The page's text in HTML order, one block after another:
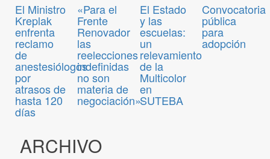
El Ministro
Kreplak
enfrenta
reclamo
de
anestesiólogos
por
atrasos de
hasta 120
días
«Para el
Frente
Renovador
las
reelecciones
indefinidas
no son
materia de
negociación»
El Estado
y las
escuelas:
un
relevamiento
de la
Multicolor
en
SUTEBA
Convocatoria
pública
para
adopción
ARCHIVO